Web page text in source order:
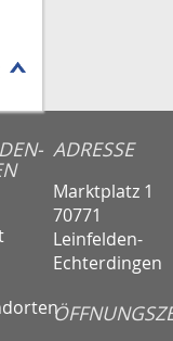
ADRESSE
Marktplatz 1
70771
Leinfelden-
Echterdingen